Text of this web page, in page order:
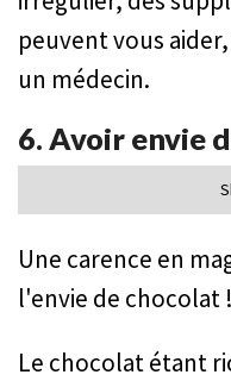
peuvent vous
un médecin.
6. Avoir envie
Une carence en
l'envie de chocolat !
Le chocolat étant